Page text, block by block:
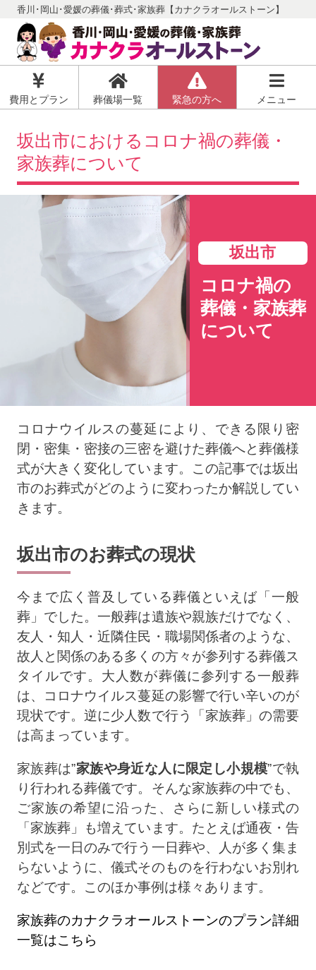
香川･岡山･愛媛の葬儀･葬式･家族葬【カナクラオールストーン】
費用とプラン 葬儀場一覧 緊急の方へ メニュー
坂出市におけるコロナ禍の葬儀・
家族葬について
坂出市
コロナ禍の
葬儀・家族葬
について
コロナウイルスの蔓延により、できる限り密
閉・密集・密接の三密を避けた葬儀へと葬儀様
式が大きく変化しています。この記事では坂出
市のお葬式がどのように変わったか解説してい
きます。
坂出市のお葬式の現状
今まで広く普及している葬儀といえば「一般
葬」でした。一般葬は遺族や親族だけでなく、
友人・知人・近隣住民・職場関係者のような、
故人と関係のある多くの方々が参列する葬儀ス
タイルです。大人数が葬儀に参列する一般葬
は、コロナウイルス蔓延の影響で行い辛いのが
現状です。逆に少人数で行う「家族葬」の需要
は高まっています。
家族葬は”家族や身近な人に限定し小規模”で執
り行われる葬儀です。そんな家族葬の中でも、
ご家族の希望に沿った、さらに新しい様式の
「家族葬」も増えています。たとえば通夜・告
別式を一日のみで行う一日葬や、人が多く集ま
らないように、儀式そのものを行わないお別れ
などです。このほか事例は様々あります。
家族葬のカナクラオールストーンのプラン詳細
一覧はこちら